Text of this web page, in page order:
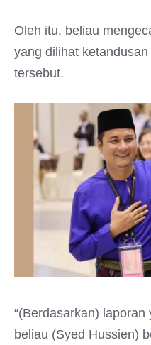
Oleh itu, beliau
yang dilihat
tersebut.
“(Berdasarkan)
beliau (Syed Hussien)